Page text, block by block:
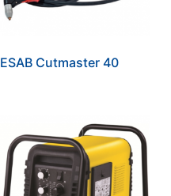
ESAB Cutmaster 40